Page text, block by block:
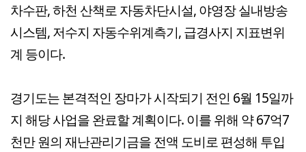
차수판, 하천 산책로 자동차단시설, 야영장 실내방송
시스템, 저수지 자동수위계측기, 급경사지 지표변위
계 등이다.
경기도는 본격적인 장마가 시작되기 전인 6월 15일까
지 해당 사업을 완료할 계획이다. 이를 위해 약 67억7
천만 원의 재난관리기금을 전액 도비로 편성해 투입